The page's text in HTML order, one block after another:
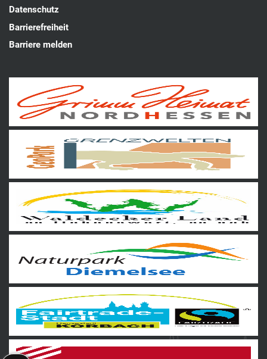
Datenschutz
Barrierefreiheit
Barriere melden